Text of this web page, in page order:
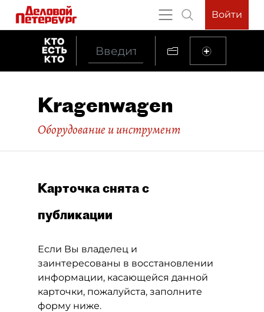
Войти
Kragenwagen
Оборудование и инструмент
Карточка снята с
публикации
Если Вы владелец и
заинтересованы в восстановлении
информации, касающейся данной
карточки, пожалуйста, заполните
форму ниже.